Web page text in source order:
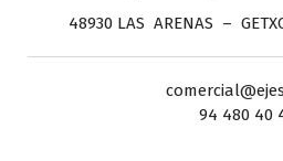
48930 LAS ARENAS –
94 480 40